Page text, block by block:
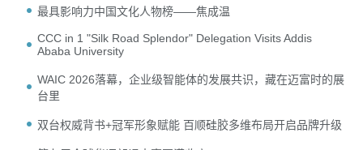
最具影响力中国文化人物榜——焦成温
CCC in 1 "Silk Road Splendor" Delegation Visits Addis
Ababa University
WAIC 2026落幕，企业级智能体的发展共识，藏在迈富时的展
台里
双台权威背书+冠军形象赋能 百顺硅胶多维布局开启品牌升级